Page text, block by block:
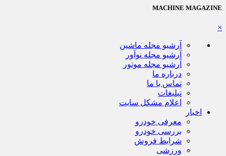
MACHINE MAGAZINE
×
آرشیو مجله ماشین
آرشیو مجله نوآور
آرشیو مجله موتور
درباره ما
تماس با ما
تبلیغات
اعلام مشکل سایت
اخبار
معرفی خودرو
بررسی خودرو
شرایط فروش
ورزشی